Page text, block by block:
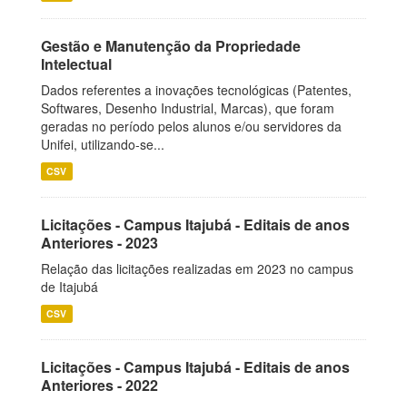
Gestão e Manutenção da Propriedade
Intelectual
Dados referentes a inovações tecnológicas (Patentes,
Softwares, Desenho Industrial, Marcas), que foram
geradas no período pelos alunos e/ou servidores da
Unifei, utilizando-se...
CSV
Licitações - Campus Itajubá - Editais de anos
Anteriores - 2023
Relação das licitações realizadas em 2023 no campus
de Itajubá
CSV
Licitações - Campus Itajubá - Editais de anos
Anteriores - 2022